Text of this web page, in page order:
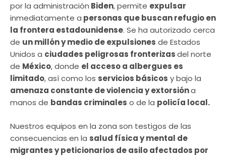
por la administración Biden, permite expulsar
inmediatamente a personas que buscan refugio en
la frontera estadounidense. Se ha autorizado cerca
de un millón y medio de expulsiones de Estados
Unidos a ciudades peligrosas fronterizasdel norte
de México, donde el acceso a albergues es
limitado, así como los servicios básicos y bajo la
amenaza constante de violencia y extorsióna
manos de bandas criminales o de la policía local.
Nuestros equipos en la zona son testigos de las
consecuencias en la salud física y mental de
migrantes y peticionarios de asilo afectados por